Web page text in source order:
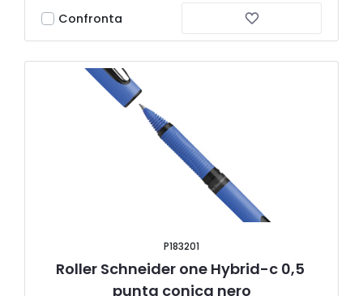
Confronta
P183201
Roller Schneider one Hybrid-c 0,5
punta conica nero